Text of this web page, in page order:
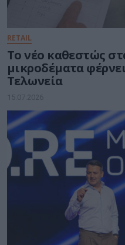
RETAIL
Το νέο καθεστώς
μικροδέματα
Τελωνεία
15.07.2026